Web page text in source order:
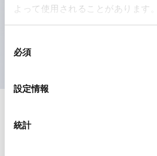
よって使用されることがあります。
必須
設定情報
統計
で色ごとに分かれていたLED球
を表現できるようにしました。
UL、CSA、TÜV、CCC認証品
ドキュメントとファイル